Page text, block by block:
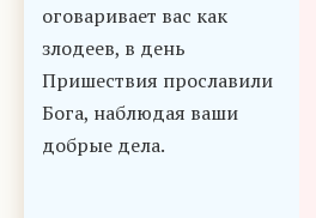
оговаривает вас как
злодеев, в день
Пришествия прославили
Бога, наблюдая ваши
добрые дела.